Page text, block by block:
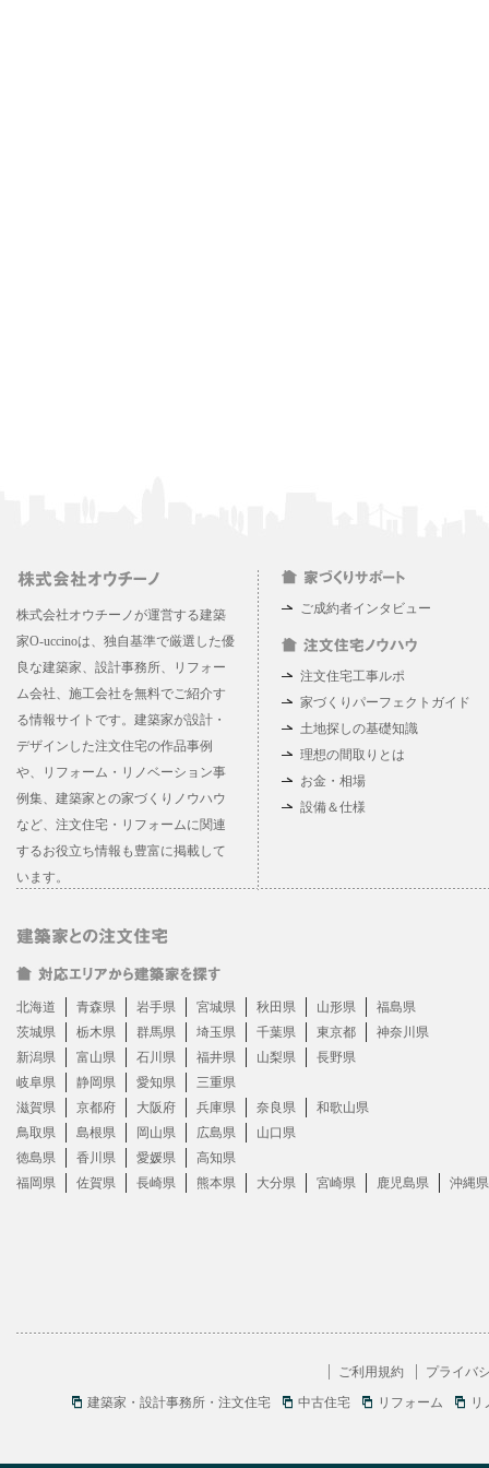
株式会社オウチーノが運営する建築
家O-uccinoは、独自基準で厳選した優
良な建築家、設計事務所、リフォー
ム会社、施工会社を無料でご紹介す
る情報サイトです。建築家が設計・
デザインした注文住宅の作品事例
や、リフォーム・リノベーション事
例集、建築家との家づくりノウハウ
など、注文住宅・リフォームに関連
するお役立ち情報も豊富に掲載して
います。
ご成約者インタビュー
注文住宅工事ルポ
家づくりパーフェクトガイド
土地探しの基礎知識
理想の間取りとは
お金・相場
設備＆仕様
北海道 青森県 岩手県 宮城県 秋田県 山形県
福島県
茨城県
栃木県 群馬県 埼玉県 千葉県 東京都
神奈川県
新潟県
富山県 石川県 福井県 山梨県
長野県
岐阜県
静岡県 愛知県
三重県
滋賀県
京都府 大阪府 兵庫県 奈良県
和歌山県
鳥取県
島根県 岡山県 広島県
山口県
徳島県
香川県 愛媛県
高知県
福岡県
佐賀県 長崎県 熊本県 大分県 宮崎県 鹿児島県 沖縄県
ご利用規約
プライバ
建築家・設計事務所・注文住宅
中古住宅 リフォーム リ